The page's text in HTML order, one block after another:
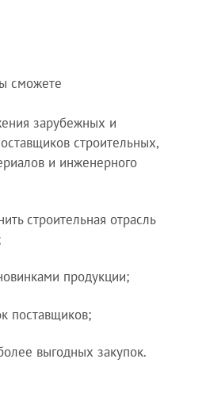
сможете
зарубежных и
строительных,
и инженерного
строительная отрасль
продукции;
поставщиков;
выгодных закупок.